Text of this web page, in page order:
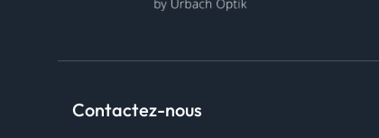
Contactez-nous